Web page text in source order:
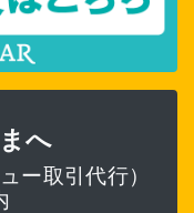
へ
ー取引代行）